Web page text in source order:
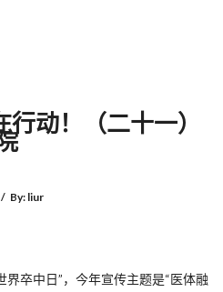
动！（二十一）
/ By: liur
卒中日”，今年宣传主题是“医体融